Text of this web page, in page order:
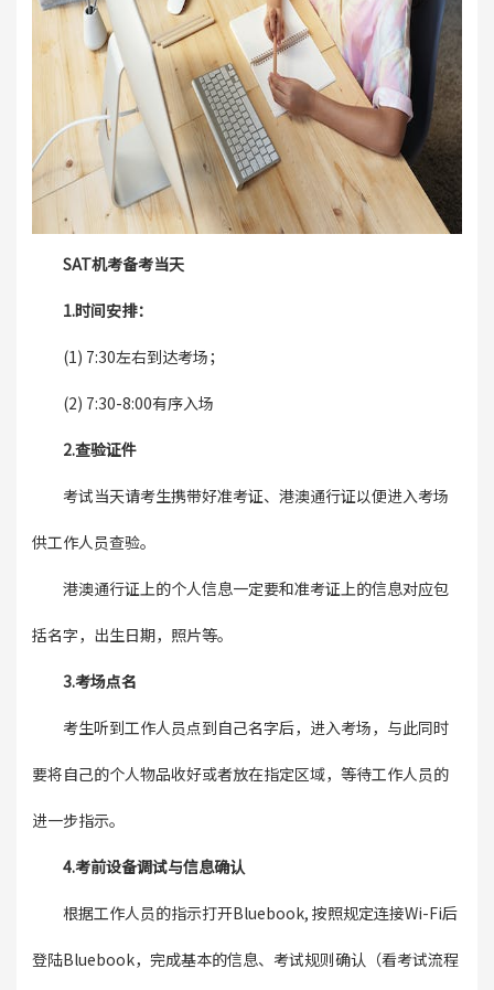
SAT机考备考当天
1.时间安排：
(1) 7:30左右到达考场；
(2) 7:30-8:00有序入场
2.查验证件
考试当天请考生携带好准考证、港澳通行证以便进入考场
供工作人员查验。
港澳通行证上的个人信息一定要和准考证上的信息对应包
括名字，出生日期，照片等。
3.考场点名
考生听到工作人员点到自己名字后，进入考场，与此同时
要将自己的个人物品收好或者放在指定区域，等待工作人员的
进一步指示。
4.考前设备调试与信息确认
根据工作人员的指示打开Bluebook, 按照规定连接Wi-Fi后
登陆Bluebook，完成基本的信息、考试规则确认（看考试流程